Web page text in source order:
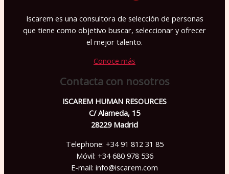
Iscarem es una consultora de selección de personas
que tiene como objetivo buscar, seleccionar y ofrecer
el mejor talento.
Conoce más
Contacta con nosotros
ISCAREM HUMAN RESOURCES
C/ Alameda, 15
28229 Madrid
Telephone: +34 91 812 31 85
Móvil: +34 680 978 536
E-mail: info@iscarem.com